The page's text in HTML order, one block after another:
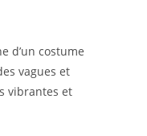
d’un costume
vagues et
vibrantes et